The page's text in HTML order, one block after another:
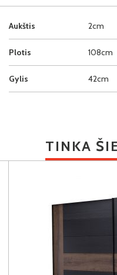
Aukštis 2cm
Plotis 108cm
Gylis 42cm
TINKA